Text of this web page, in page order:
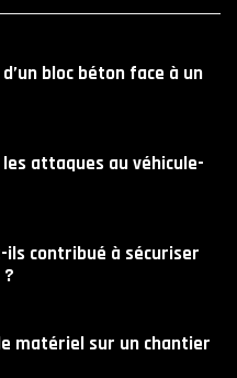
bloc béton face à un
attaques au véhicule-
ils contribué à sécuriser
matériel sur un chantier